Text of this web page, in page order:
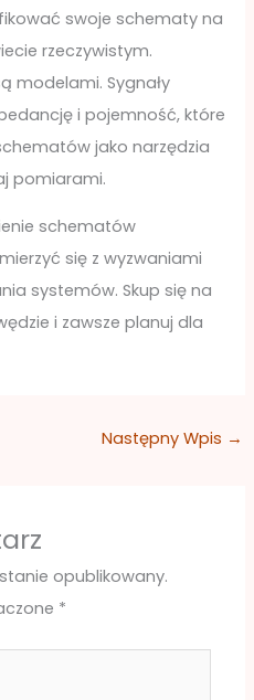
swoje schematy na
rzeczywistym.
modelami. Sygnały
i pojemność, które
jako narzędzia
pomiarami.
schematów
się z wyzwaniami
systemów. Skup się na
i zawsze planuj dla
Następny Wpis →
opublikowany.
*